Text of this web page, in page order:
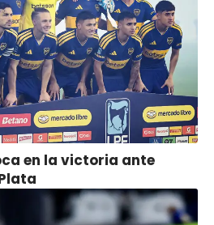
en la victoria ante